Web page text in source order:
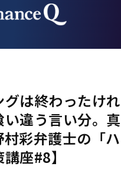
内部通報
ンプライアンス
不正対策
グは終わったけ
い違う言い分。
彩弁護士の「
座#8】